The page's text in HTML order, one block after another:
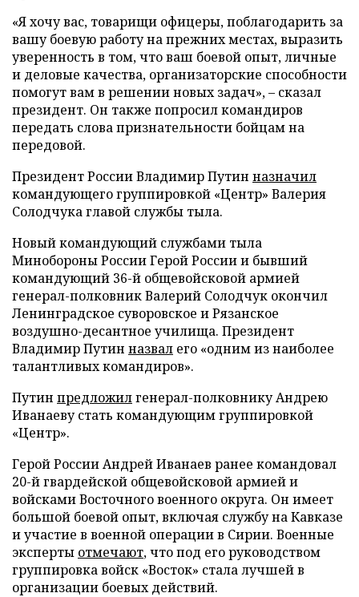
«Я хочу вас, товарищи офицеры, поблагодарить за
вашу боевую работу на прежних местах, выразить
уверенность в том, что ваш боевой опыт, личные
и деловые качества, организаторские способности
помогут вам в решении новых задач», – сказал
президент. Он также попросил командиров
передать слова признательности бойцам на
передовой.
Президент России Владимир Путин назначил
командующего группировкой «Центр» Валерия
Солодчука главой службы тыла.
Новый командующий службами тыла
Минобороны России Герой России и бывший
командующий 36-й общевойсковой армией
генерал-полковник Валерий Солодчук окончил
Ленинградское суворовское и Рязанское
воздушно-десантное училища. Президент
Владимир Путин назвал его «одним из наиболее
талантливых командиров».
Путин предложилгенерал-полковнику Андрею
Иванаеву стать командующим группировкой
«Центр».
Герой России Андрей Иванаев ранее командовал
20-й гвардейской общевойсковой армией и
войсками Восточного военного округа. Он имеет
большой боевой опыт, включая службу на Кавказе
и участие в военной операции в Сирии. Военные
эксперты отмечают, что под его руководством
группировка войск «Восток» стала лучшей в
организации боевых действий.